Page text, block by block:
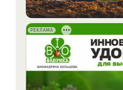
РЕКЛАМА